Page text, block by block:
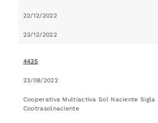
22/12/2022
23/12/2022
4435
23/08/2022
Cooperativa Multiactiva Sol Naciente Sigla
Cootrasolnaciente